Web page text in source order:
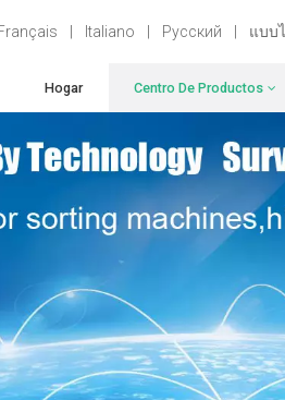
Italiano Русский แบบ
Hogar Centro De Productos